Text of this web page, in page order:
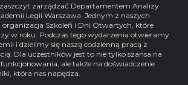
zarządzać Departamentem Analizy
Legii Warszawa. Jednym z naszych
organizacja Szkoleń i Dni Otwartych, które
w roku. Podczas tego wydarzenia otwieramy
i dzielimy się naszą codzienną pracą z
Dla uczestników jest to nie tylko szansa na
ale także na doświadczenie
która nas napędza.